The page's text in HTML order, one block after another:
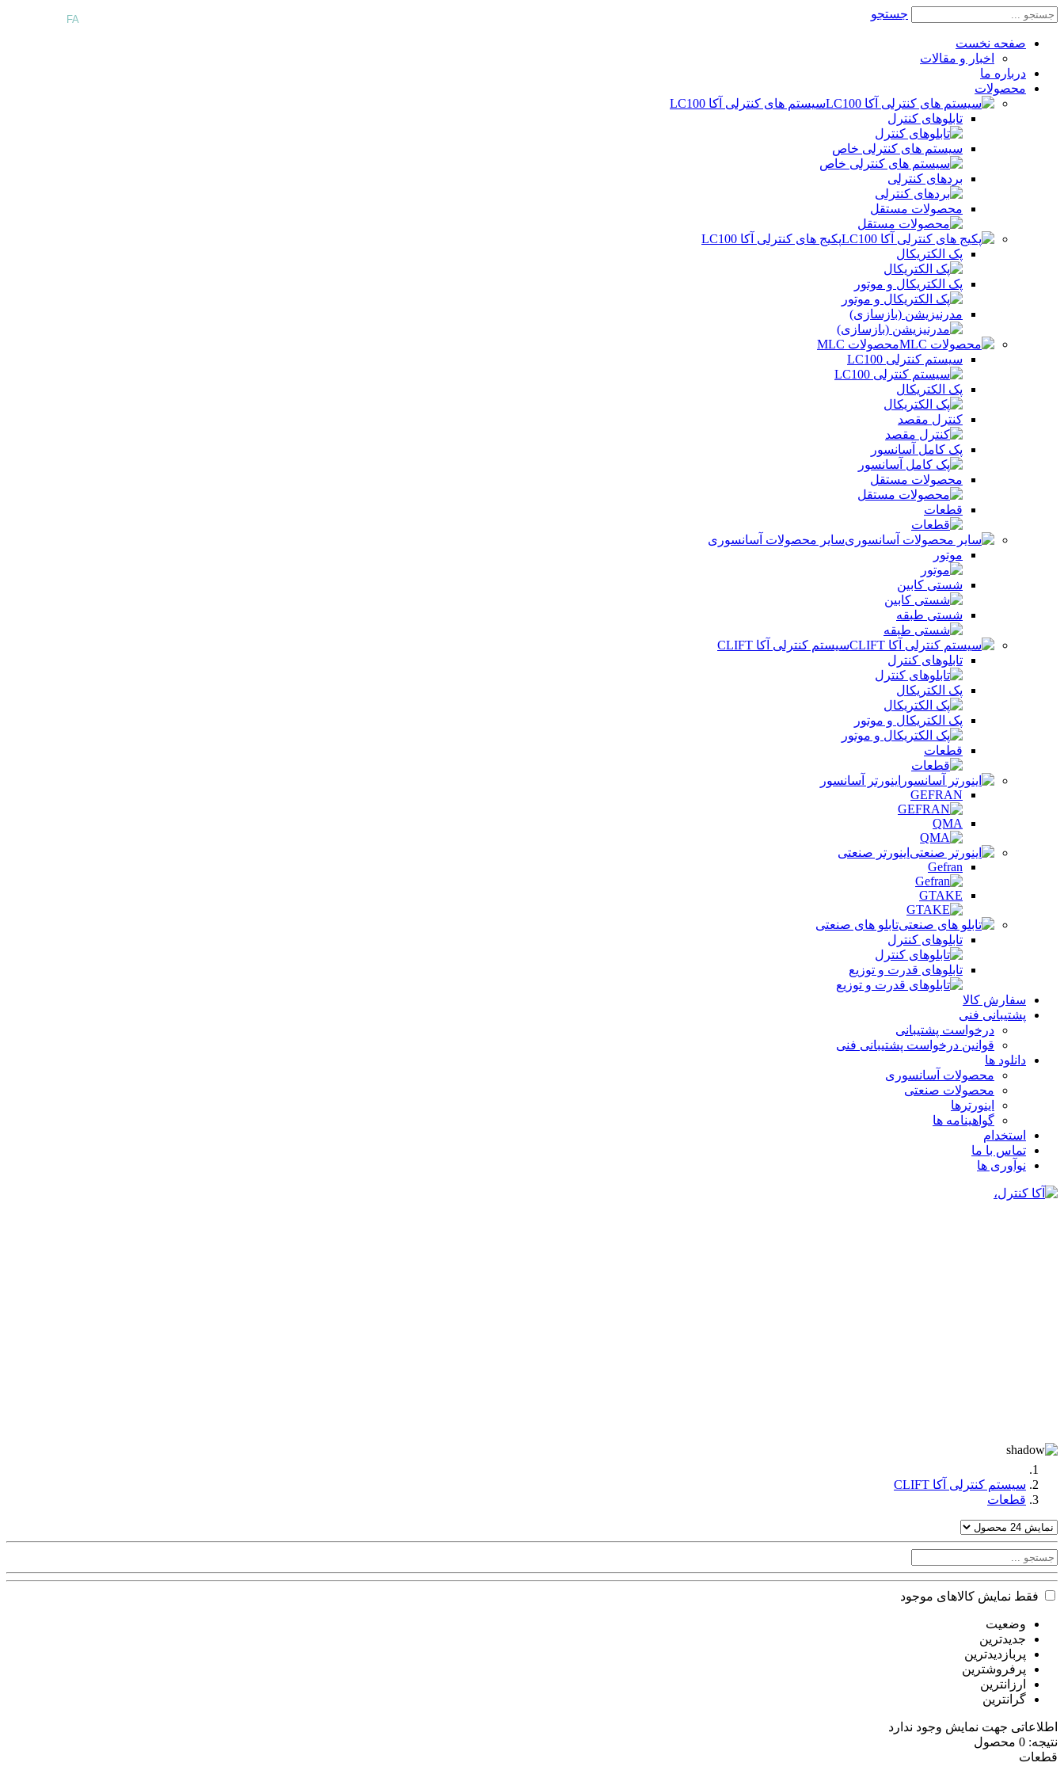
FA جستجو
صفحه نخست
اخبار و مقالات
درباره ما
محصولات
سیستم های کنترلی آکا LC100
تابلوهای کنترل
سیستم های کنترلی خاص
بردهای کنترلی
محصولات مستقل
پکیج های کنترلی آکا LC100
پک الکتریکال
پک الکتریکال و موتور
مدرنیزیشن (بازسازی)
محصولات MLC
سیستم کنترلی LC100
پک الکتریکال
کنترل مقصد
پک کامل آسانسور
محصولات مستقل
قطعات
سایر محصولات آسانسوری
موتور
شستی کابین
شستی طبقه
سیستم کنترلی آکا CLIFT
تابلوهای کنترل
پک الکتریکال
پک الکتریکال و موتور
قطعات
اینورتر آسانسور
GEFRAN
QMA
اینورتر صنعتی
Gefran
GTAKE
تابلو های صنعتی
تابلوهای کنترل
تابلوهای قدرت و توزیع
سفارش کالا
پشتیبانی فنی
درخواست پشتیبانی
قوانین درخواست پشتیبانی فنی
دانلود ها
محصولات آسانسوری
محصولات صنعتی
اینورترها
گواهینامه ها
استخدام
تماس با ما
نوآوری ها
سیستم کنترلی آکا CLIFT
قطعات
فقط نمایش کالاهای موجود
وضعیت
جدیدترین
پربازدیدترین
پرفروشترین
ارزانترین
گرانترین
اطلاعاتی جهت نمایش وجود ندارد
نتیجه: 0 محصول
قطعات